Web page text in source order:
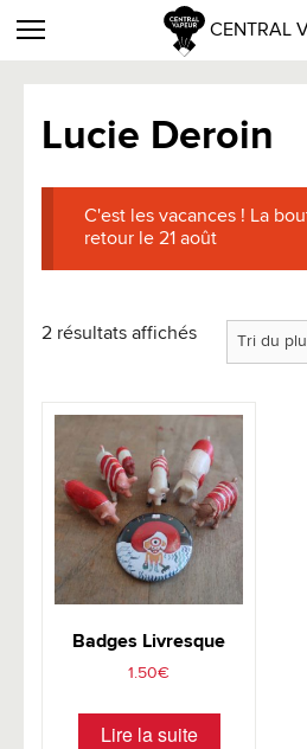
CENTRAL
Lucie Deroin
C'est les vacances ! La
retour le 21 août
2 résultats affichésTrié
récent
au
plus
ancien
Badges Livresque
1.50€
Lire la suite